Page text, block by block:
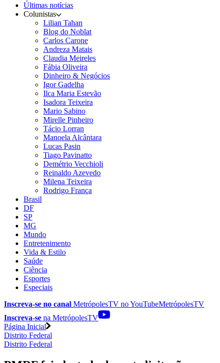
Últimas notícias
Colunistas
Lilian Tahan
Blog do Noblat
Carlos Carone
Andreza Matais
Claudia Meireles
Fábia Oliveira
Dinheiro & Negócios
Igor Gadelha
Ilca Maria Estevão
Isadora Teixeira
Mario Sabino
Mirelle Pinheiro
Tácio Lorran
Manoela Alcântara
Lucas Pasin
Tiago Pavinatto
Demétrio Vecchioli
Reinaldo Azevedo
Milena Teixeira
Rodrigo França
Brasil
DF
SP
MG
Mundo
Entretenimento
Vida & Estilo
Saúde
Ciência
Esportes
Especiais
Inscreva-se no canal MetrópolesTV noYouTubeMetrópolesTV
Inscreva-se na MetrópolesTV
Página Inicial
Distrito Federal
Distrito Federal